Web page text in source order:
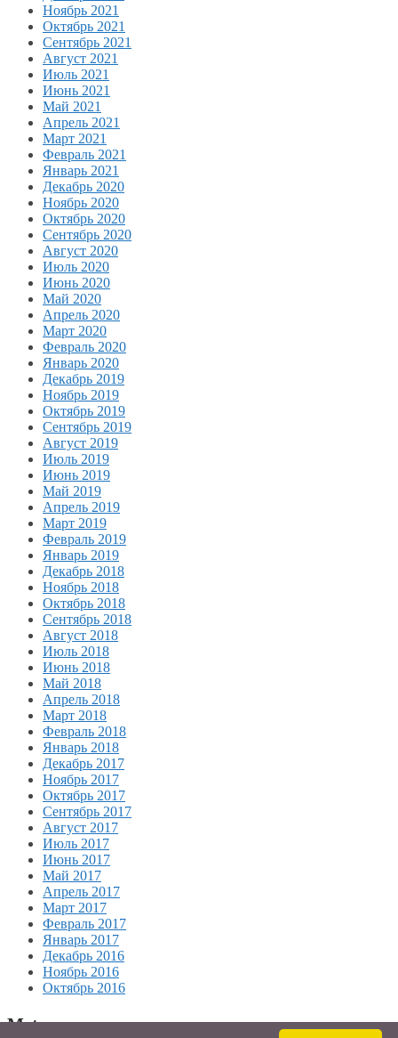
Ноябрь 2021
Октябрь 2021
Сентябрь 2021
Август 2021
Июль 2021
Июнь 2021
Май 2021
Апрель 2021
Март 2021
Февраль 2021
Январь 2021
Декабрь 2020
Ноябрь 2020
Октябрь 2020
Сентябрь 2020
Август 2020
Июль 2020
Июнь 2020
Май 2020
Апрель 2020
Март 2020
Февраль 2020
Январь 2020
Декабрь 2019
Ноябрь 2019
Октябрь 2019
Сентябрь 2019
Август 2019
Июль 2019
Июнь 2019
Май 2019
Апрель 2019
Март 2019
Февраль 2019
Январь 2019
Декабрь 2018
Ноябрь 2018
Октябрь 2018
Сентябрь 2018
Август 2018
Июль 2018
Июнь 2018
Май 2018
Апрель 2018
Март 2018
Февраль 2018
Январь 2018
Декабрь 2017
Ноябрь 2017
Октябрь 2017
Сентябрь 2017
Август 2017
Июль 2017
Июнь 2017
Май 2017
Апрель 2017
Март 2017
Февраль 2017
Январь 2017
Декабрь 2016
Ноябрь 2016
Октябрь 2016
Meta